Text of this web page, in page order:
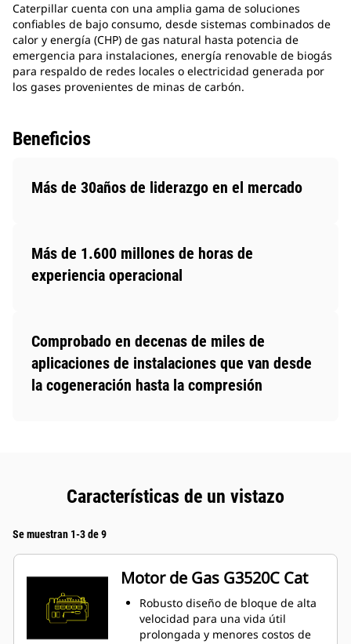
Caterpillar cuenta con una amplia gama de soluciones
confiables de bajo consumo, desde sistemas combinados de
calor y energía (CHP) de gas natural hasta potencia de
emergencia para instalaciones, energía renovable de biogás
para respaldo de redes locales o electricidad generada por
los gases provenientes de minas de carbón.
Beneficios
Más de 30años de liderazgo en el mercado
Más de 1.600 millones de horas de
experiencia operacional
Comprobado en decenas de miles de
aplicaciones de instalaciones que van desde
la cogeneración hasta la compresión
Características de un vistazo
Se muestran 1-3 de 9
Motor de Gas G3520C Cat
Robusto diseño de bloque de alta
velocidad para una vida útil
prolongada y menores costos de